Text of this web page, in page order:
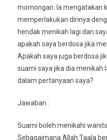
momongan. Ia mengatakan
memperlakukan dirinya
hendak menikah lagi dan
apakah saya berdosa jika
Apakah saya juga berdosa
suami saya jika dia menikah
dalam pertanyaan saya?
Jawaban :
Suami boleh menikahi
Sebagaimana Allah Taala